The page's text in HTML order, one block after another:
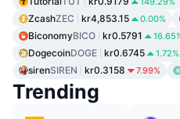
ZcashZEC kr4,853.15 0.00%
BiconomyBICO kr0.5791
DogecoinDOGE kr0.6745 1.72%
sirenSIREN kr0.3158 7.99%
Trending